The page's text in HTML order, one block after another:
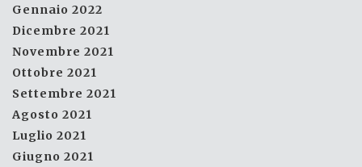
Gennaio 2022
Dicembre 2021
Novembre 2021
Ottobre 2021
Settembre 2021
Agosto 2021
Luglio 2021
Giugno 2021